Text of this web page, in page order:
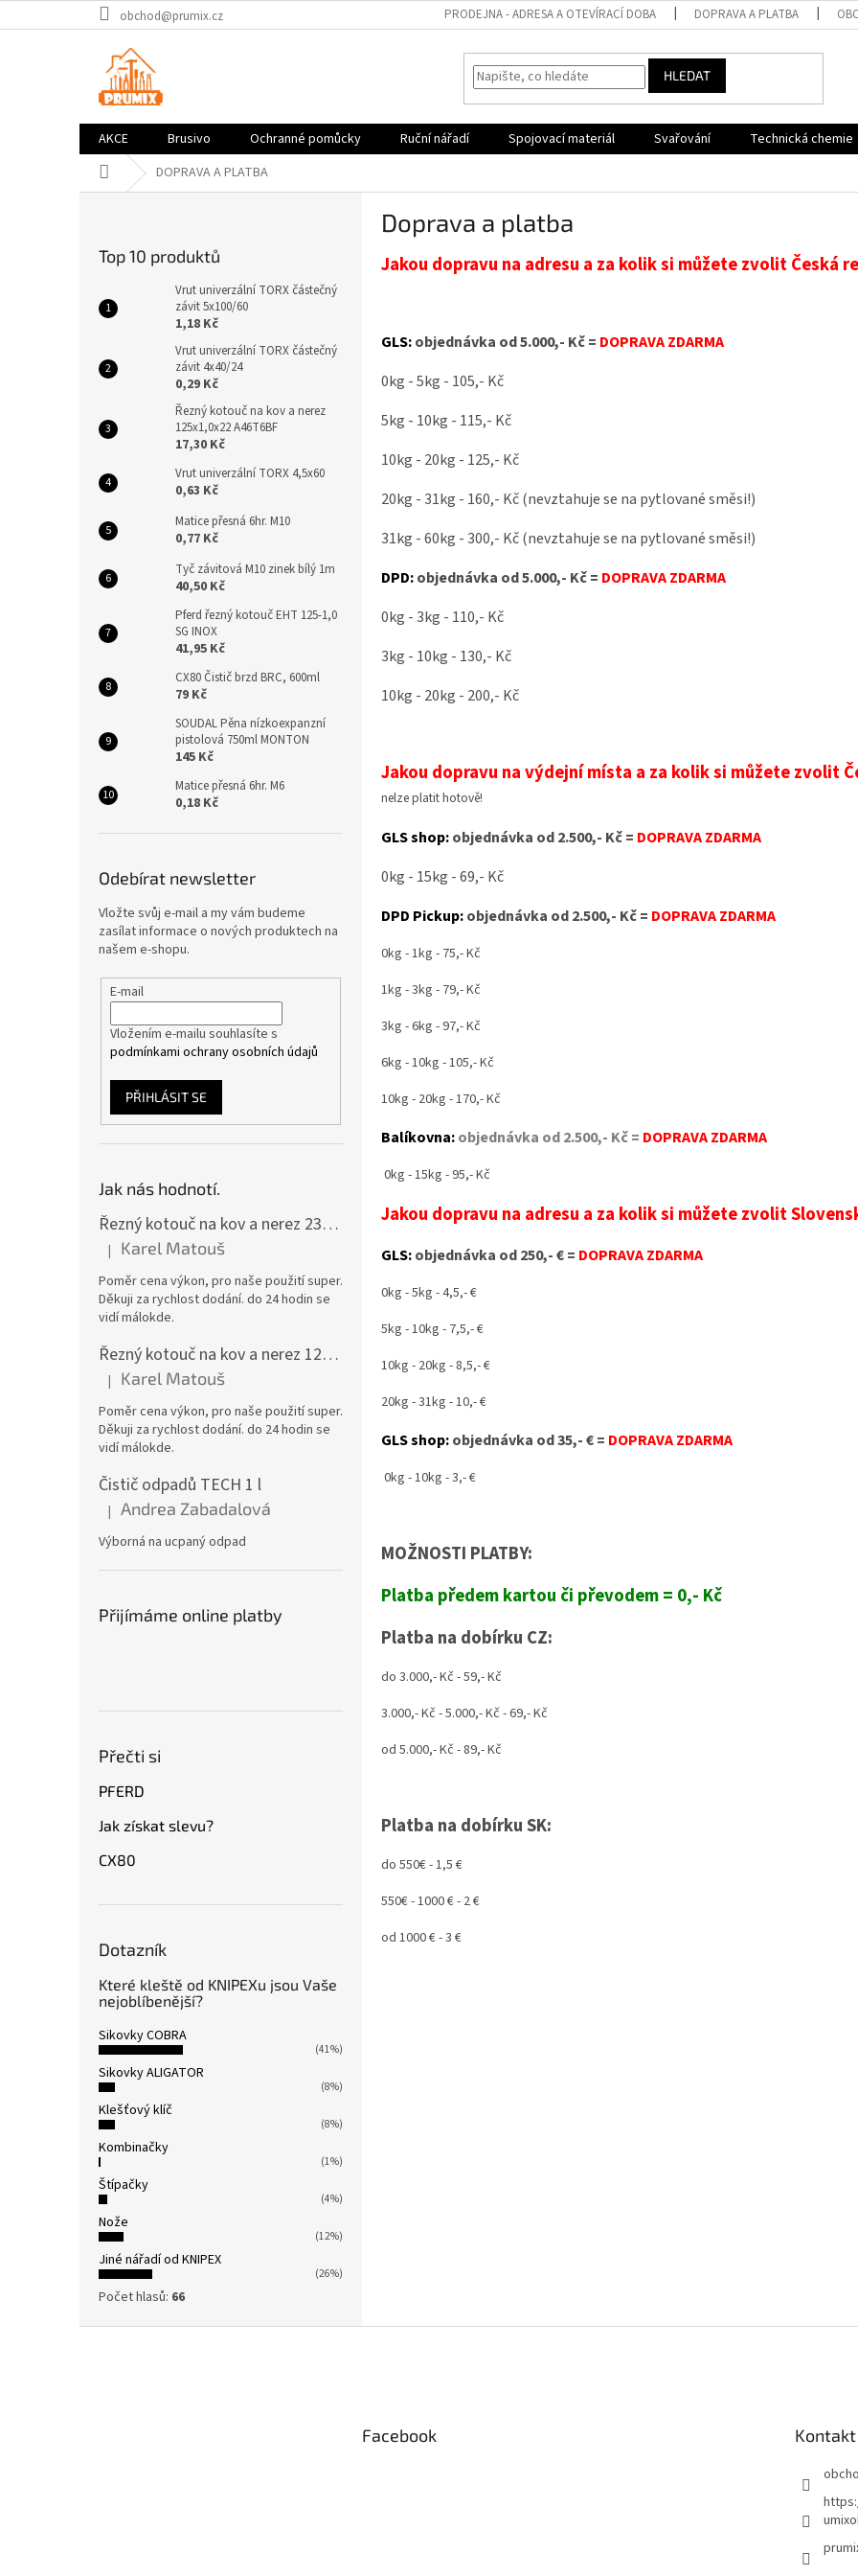
na
obchod@prumix.cz PRODEJNA - ADRESA A OTEVÍRACÍ DOBA DOPRAVA A PLATBA
HLEDAT
AKCE Brusivo Ochranné pomůcky Ruční nářadí Spojovací materiál Svařování Technická chemie
Domů DOPRAVA A PLATBA
Top 10 produktů
Vrut univerzální TORX částečný
závit 5x100/60
1,18 Kč
Vrut univerzální TORX částečný
závit 4x40/24
0,29 Kč
Řezný kotouč na kov a nerez
125x1,0x22 A46T6BF
17,30 Kč
Vrut univerzální TORX 4,5x60
0,63 Kč
Matice přesná 6hr. M10
0,77 Kč
Tyč závitová M10 zinek bílý 1m
40,50 Kč
Pferd řezný kotouč EHT 125-1,0
SG INOX
41,95 Kč
CX80 Čistič brzd BRC, 600ml
79 Kč
SOUDAL Pěna nízkoexpanzní
pistolová 750ml MONTON
145 Kč
Matice přesná 6hr. M6
0,18 Kč
Odebírat newsletter
Vložte svůj e-mail a my vám budeme
zasílat informace o nových produktech na
našem e-shopu.
E-mail
Vložením e-mailu souhlasíte s
podmínkami ochrany osobních údajů
PŘIHLÁSIT SE
Jak nás hodnotí.
Řezný kotouč na kov a nerez 230x2,0x22 A46T6BF, balení 25ks
Hodnocení produktu je 5 z 5 hvězdiček.
| Karel Matouš
Poměr cena výkon, pro naše použití super.
Děkuji za rychlost dodání. do 24 hodin se
vidí málokde.
Řezný kotouč na kov a nerez 125x1,0x22 A46T6BF, balení 25ks
Hodnocení produktu je 5 z 5 hvězdiček.
| Karel Matouš
Poměr cena výkon, pro naše použití super.
Děkuji za rychlost dodání. do 24 hodin se
vidí málokde.
Čistič odpadů TECH 1 l
Hodnocení produktu je 5 z 5 hvězdiček.
| Andrea Zabadalová
Výborná na ucpaný odpad
Přijímáme online platby
Přečti si
PFERD
Jak získat slevu?
CX80
Dotazník
Které kleště od KNIPEXu jsou Vaše
nejoblíbenější?
Sikovky COBRA
(41%)
Sikovky ALIGATOR
(8%)
Klešťový klíč
(8%)
Kombinačky
(1%)
Štípačky
(4%)
Nože
(12%)
Jiné nářadí od KNIPEX
(26%)
Počet hlasů: 66
Doprava a platba
Jakou dopravu na adresu a za kolik si můžete zvolit
GLS:objednávka od 5.000,- Kč = DOPRAVA ZDARMA
0kg - 5kg - 105,- Kč
5kg - 10kg - 115,- Kč
10kg - 20kg - 125,- Kč
20kg - 31kg - 160,- Kč (nevztahuje se na pytlované směsi!)
31kg - 60kg - 300,- Kč (nevztahuje se na pytlované směsi!)
DPD:objednávka od 5.000,- Kč = DOPRAVA ZDARMA
0kg - 3kg - 110,- Kč
3kg - 10kg - 130,- Kč
10kg - 20kg - 200,- Kč
Jakou dopravu na výdejní místa a za kolik si můžete zvolit
nelze platit hotově!
GLS shop:objednávka od 2.500,- Kč = DOPRAVA ZDARMA
0kg - 15kg - 69,- Kč
DPD Pickup:objednávka od 2.500,- Kč = DOPRAVA ZDARMA
0kg - 1kg - 75,- Kč
1kg - 3kg - 79,- Kč
3kg - 6kg - 97,- Kč
6kg - 10kg - 105,- Kč
10kg - 20kg - 170,- Kč
Balíkovna:objednávka od 2.500,- Kč= DOPRAVA ZDARMA
0kg - 15kg - 95,- Kč
Jakou dopravu na adresu a za kolik si můžete zvolit
GLS:objednávka od 250,- € = DOPRAVA ZDARMA
0kg - 5kg - 4,5,- €
5kg - 10kg - 7,5,- €
10kg - 20kg - 8,5,- €
20kg - 31kg - 10,- €
GLS shop:objednávka od 35,- € = DOPRAVA ZDARMA
0kg - 10kg - 3,- €
MOŽNOSTI PLATBY:
Platba předem kartou či převodem = 0,- Kč
Platba na dobírku CZ:
do 3.000,- Kč - 59,- Kč
3.000,- Kč - 5.000,- Kč - 69,- Kč
od 5.000,- Kč - 89,- Kč
Platba na dobírku SK:
do 550€ - 1,5 €
550€ - 1000 € - 2 €
od 1000 € - 3 €
Facebook Kontakt